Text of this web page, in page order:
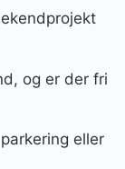
og er der fri
eller